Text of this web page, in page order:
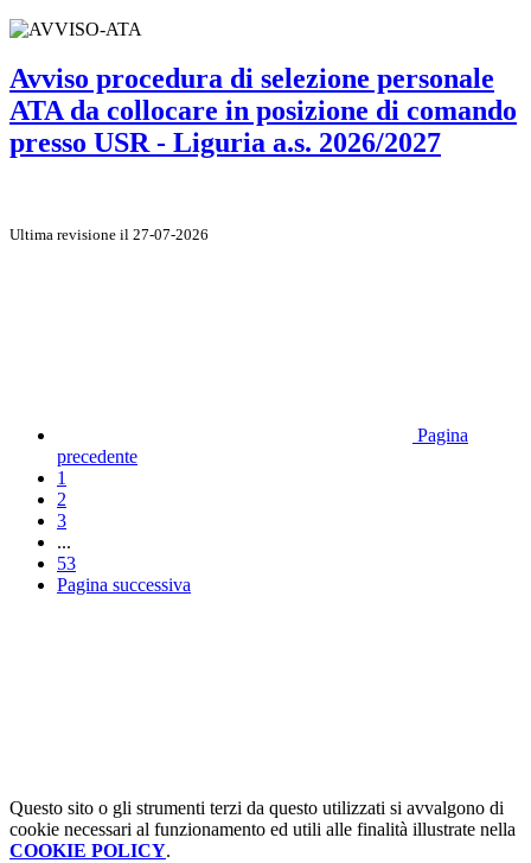
Avviso procedura di selezione personale
ATA da collocare in posizione di comando
presso USR - Liguria a.s. 2026/2027
Ultima revisione il 27-07-2026
Pagina
precedente
1
2
3
...
53
Pagina successiva
Questo sito o gli strumenti terzi da questo utilizzati si avvalgono di
cookie necessari al funzionamento ed utili alle finalità illustrate nella
COOKIE POLICY.